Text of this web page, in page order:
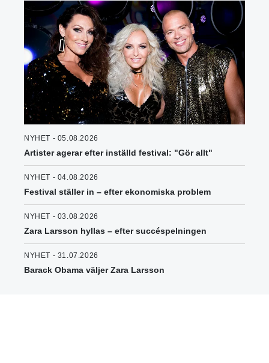
NYHET - 05.08.2026
Artister agerar efter inställd festival: "Gör allt"
NYHET - 04.08.2026
Festival ställer in – efter ekonomiska problem
NYHET - 03.08.2026
Zara Larsson hyllas – efter succéspelningen
NYHET - 31.07.2026
Barack Obama väljer Zara Larsson